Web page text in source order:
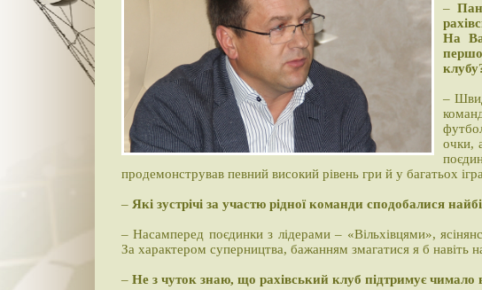
–
На
–
очки,
продемонстрував певний високий рівень гри й у багатьох
– Які зустрічі за участю рідної команди сподобалися
– Насамперед поєдинки з лідерами – «Вільхівцями»,
За характером суперництва, бажанням змагатися я б навіть
– Не з чуток знаю, що рахівський клуб підтримує чимало